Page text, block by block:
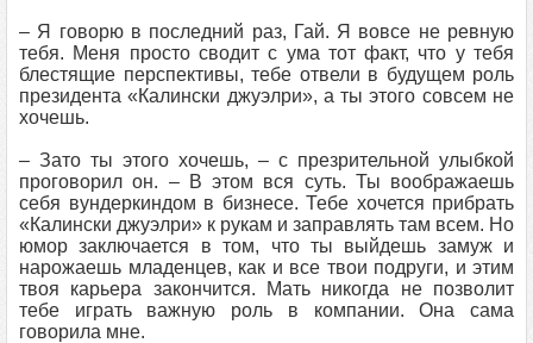
– Я говорю в последний раз, Гай. Я вовсе не ревную
тебя. Меня просто сводит с ума тот факт, что у тебя
блестящие перспективы, тебе отвели в будущем роль
президента «Калински джуэлри», а ты этого совсем не
хочешь.
– Зато ты этого хочешь, – с презрительной улыбкой
проговорил он. – В этом вся суть. Ты воображаешь
себя вундеркиндом в бизнесе. Тебе хочется прибрать
«Калински джуэлри» к рукам и заправлять там всем. Но
юмор заключается в том, что ты выйдешь замуж и
нарожаешь младенцев, как и все твои подруги, и этим
твоя карьера закончится. Мать никогда не позволит
тебе играть важную роль в компании. Она сама
говорила мне.